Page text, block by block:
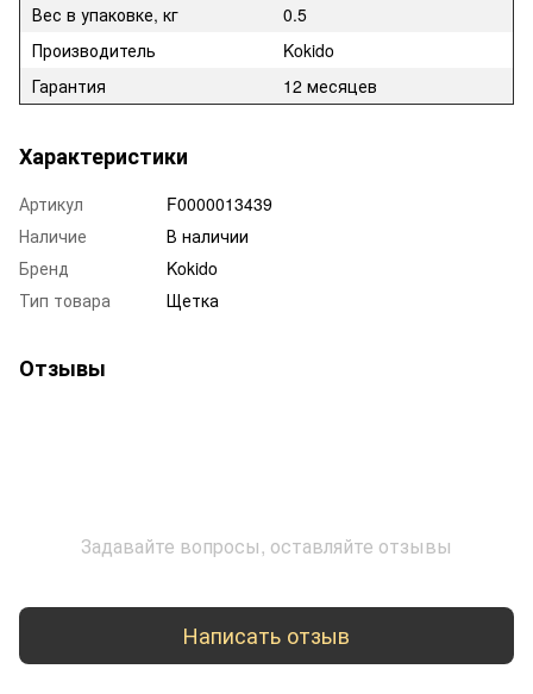
Вес в упаковке, кг
0.5
Производитель
Kokido
Гарантия
12 месяцев
Характеристики
Артикул
F0000013439
Наличие
В наличии
Бренд
Kokido
Тип товара
Щетка
Отзывы
Задавайте вопросы, оставляйте отзывы
Написать отзыв